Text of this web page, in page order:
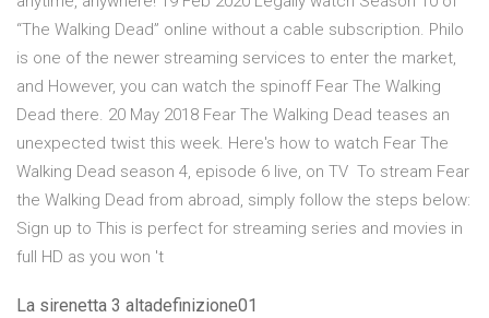
“The Walking Dead” online without a cable subscription. Philo
is one of the newer streaming services to enter the market,
and However, you can watch the spinoff Fear The Walking
Dead there. 20 May 2018 Fear The Walking Dead teases an
unexpected twist this week. Here's how to watch Fear The
Walking Dead season 4, episode 6 live, on TV To stream Fear
the Walking Dead from abroad, simply follow the steps below:
Sign up to This is perfect for streaming series and movies in
full HD as you won 't
La sirenetta 3 altadefinizione01